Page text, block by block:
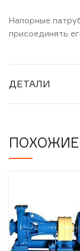
Напорные
присоединять
ДЕТАЛИ